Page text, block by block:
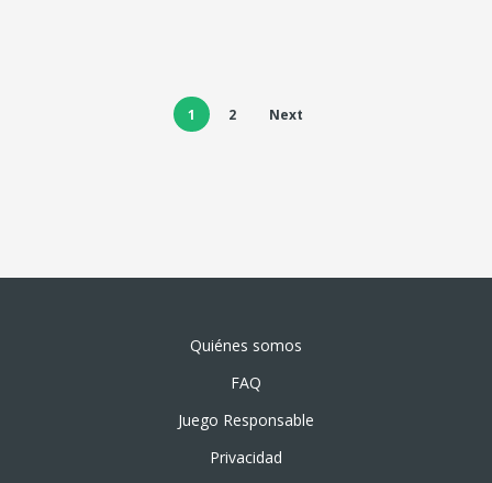
1 2 Next
Quiénes somos
FAQ
Juego Responsable
Privacidad